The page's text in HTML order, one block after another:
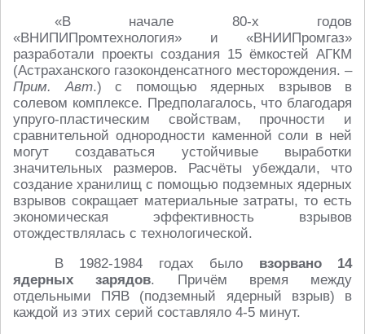
«В начале 80-х годов
«ВНИПИПромтехнология» и «ВНИИПромгаз»
разработали проекты создания 15 ёмкостей АГКМ
(Астраханского газоконденсатного месторождения. –
Прим. Авт.) с помощью ядерных взрывов в
солевом комплексе. Предполагалось, что благодаря
упруго-пластическим свойствам, прочности и
сравнительной однородности каменной соли в ней
могут создаваться устойчивые выработки
значительных размеров. Расчёты убеждали, что
создание хранилищ с помощью подземных ядерных
взрывов сокращает материальные затраты, то есть
экономическая эффективность взрывов
отождествлялась с технологической.
В 1982-1984 годах было взорвано 14
ядерных зарядов. Причём время между
отдельными ПЯВ (подземный ядерный взрыв) в
каждой из этих серий составляло 4-5 минут.